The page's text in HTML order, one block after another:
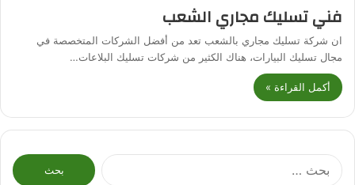
فني تسليك مجاري الشعب
ان شركة تسليك مجاري بالشعب تعد من أفضل الشركات المتخصصة في
مجال تسليك البيارات، هناك الكثير من شركات تسليك البلاعات…
أكمل القراءة »
البحث
عن: